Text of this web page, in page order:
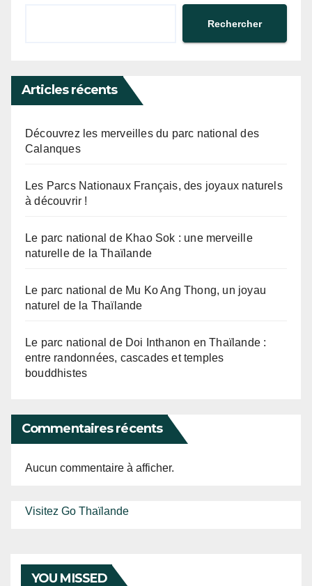
Rechercher
Articles récents
Découvrez les merveilles du parc national des
Calanques
Les Parcs Nationaux Français, des joyaux naturels
à découvrir !
Le parc national de Khao Sok : une merveille
naturelle de la Thaïlande
Le parc national de Mu Ko Ang Thong, un joyau
naturel de la Thaïlande
Le parc national de Doi Inthanon en Thaïlande :
entre randonnées, cascades et temples
bouddhistes
Commentaires récents
Aucun commentaire à afficher.
Visitez Go Thaïlande
YOU MISSED